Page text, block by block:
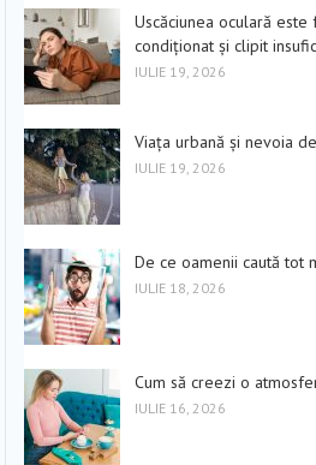
Uscăciunea oculară
condiționat și clipit
IULIE 19, 2026
Viața urbană și nevoia
IULIE 19, 2026
De ce oamenii caută tot
IULIE 18, 2026
Cum să creezi o
IULIE 16, 2026